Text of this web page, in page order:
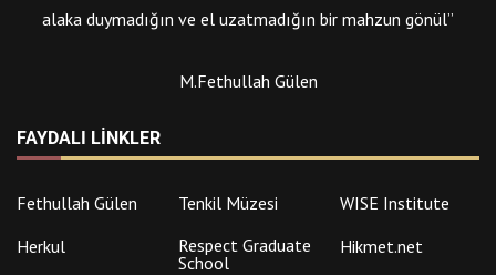
alaka duymadığın ve el uzatmadığın bir mahzun gönül”
M.Fethullah Gülen
FAYDALI LINKLER
Fethullah Gülen Tenkil Müzesi
WISE Institute
Herkul
Respect Graduate
School
Hikmet.net